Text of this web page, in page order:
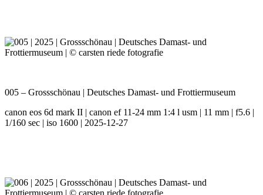
005 – Grossschönau | Deutsches Damast- und Frottiermuseum
canon eos 6d mark II | canon ef 11-24 mm 1:4 l usm | 11 mm | f5.6 |
1/160 sec | iso 1600 | 2025-12-27